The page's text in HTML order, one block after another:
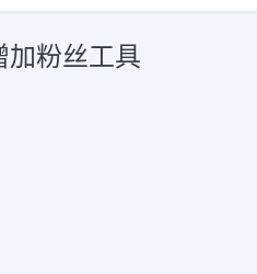
粉丝工具